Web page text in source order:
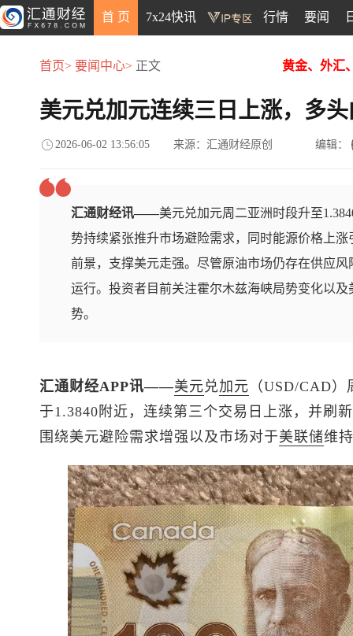
首 页 7x24快讯 行情 要闻
首页> 要闻中心> 正文 黄金、外汇
美元兑加元连续三日上涨，多
2026-06-02 13:56:05 来源：汇通财经原创 编辑：
汇通财经讯——美元兑加元周二亚洲时段升至
势持续紧张推升市场避险需求，同时能源价格上
前景，支撑美元走强。尽管原油市场仍存在供应
运行。投资者目前关注霍尔木兹海峡局势变化以
势。
汇通财经APP讯——美元兑加元 （USD/CAD
于1.3840附近，连续第三个交易日上涨，并刷
围绕美元避险需求增强以及市场对于美联储维